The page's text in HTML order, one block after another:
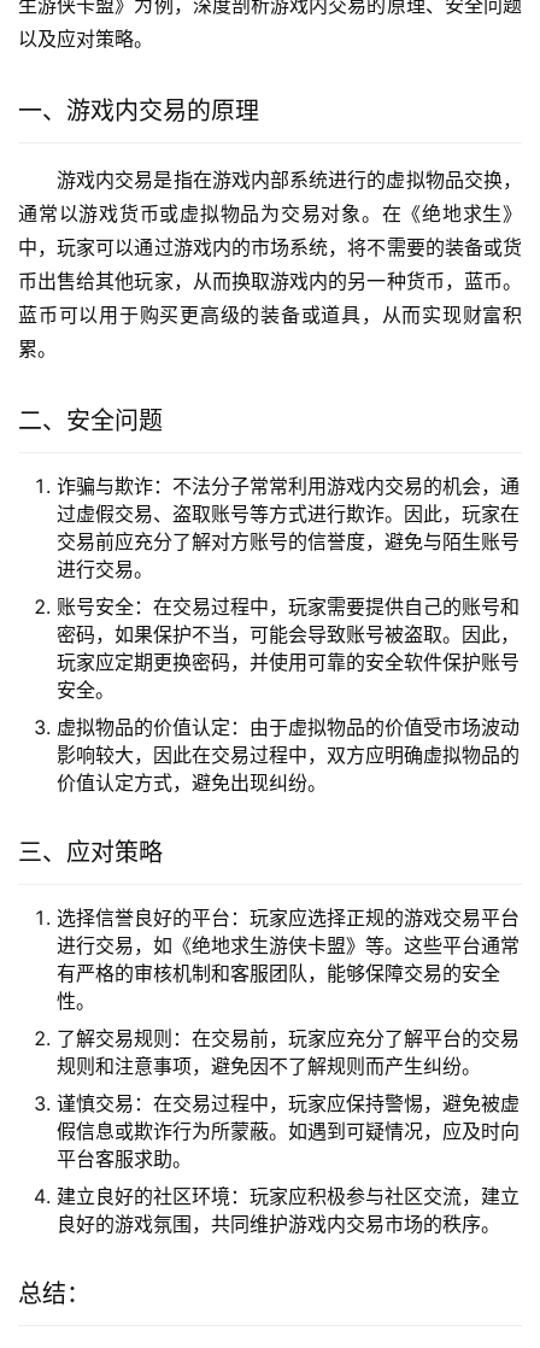
以及应对策略。
一、游戏内交易的原理
游戏内交易是指在游戏内部系统进行的虚拟物品交换，
通常以游戏货币或虚拟物品为交易对象。在《绝地求生》
中，玩家可以通过游戏内的市场系统，将不需要的装备或货
币出售给其他玩家，从而换取游戏内的另一种货币，蓝币。
蓝币可以用于购买更高级的装备或道具，从而实现财富积
累。
二、安全问题
诈骗与欺诈：不法分子常常利用游戏内交易的机会，通
过虚假交易、盗取账号等方式进行欺诈。因此，玩家在
交易前应充分了解对方账号的信誉度，避免与陌生账号
进行交易。
账号安全：在交易过程中，玩家需要提供自己的账号和
密码，如果保护不当，可能会导致账号被盗取。因此，
玩家应定期更换密码，并使用可靠的安全软件保护账号
安全。
虚拟物品的价值认定：由于虚拟物品的价值受市场波动
影响较大，因此在交易过程中，双方应明确虚拟物品的
价值认定方式，避免出现纠纷。
三、应对策略
选择信誉良好的平台：玩家应选择正规的游戏交易平台
进行交易，如《绝地求生游侠卡盟》等。这些平台通常
有严格的审核机制和客服团队，能够保障交易的安全
性。
了解交易规则：在交易前，玩家应充分了解平台的交易
规则和注意事项，避免因不了解规则而产生纠纷。
谨慎交易：在交易过程中，玩家应保持警惕，避免被虚
假信息或欺诈行为所蒙蔽。如遇到可疑情况，应及时向
平台客服求助。
建立良好的社区环境：玩家应积极参与社区交流，建立
良好的游戏氛围，共同维护游戏内交易市场的秩序。
总结：